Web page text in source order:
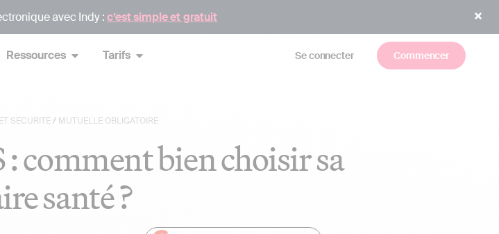
avec Indy :c’est simple et gratuit
Ressources Tarifs Se connecter Commencer
SÉCURITÉ/ MUTUELLE OBLIGATOIRE
comment bien choisir sa
santé ?